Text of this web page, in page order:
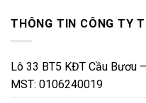
Sản phẩm
THÔNG TIN CÔNG TY
Lô 33 BT5 KĐT Cầu Bươu
MST: 0106240019